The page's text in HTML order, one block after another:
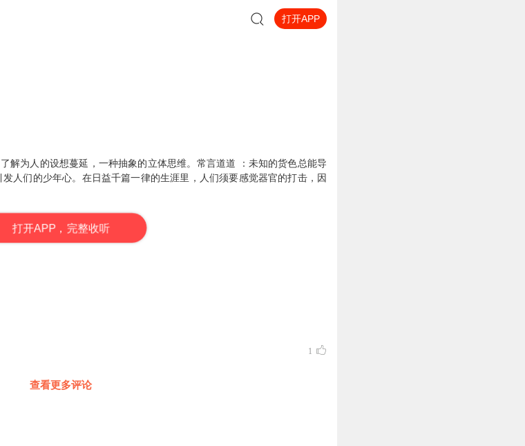
打开APP
解为人的设想蔓延，一种抽象的立体思维。常言道道 ：未知的货色总能导
人们的少年心。在日益千篇一律的生涯里，人们须要感觉器官的打击，因
打开APP，完整收听
1
查看更多评论